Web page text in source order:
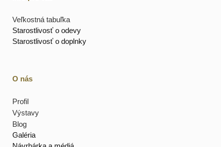
Veľkostná tabuľka
Starostlivosť o odevy
Starostlivosť o doplnky
O nás
Profil
Výstavy
Blog
Galéria